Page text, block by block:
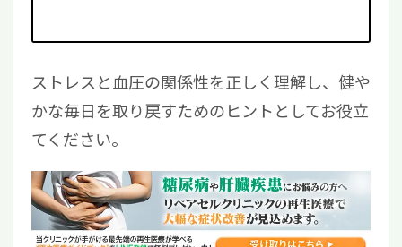
ストレスと血圧の関係性を正しく理解し、健や
かな毎日を取り戻すためのヒントとしてお役立
てください。